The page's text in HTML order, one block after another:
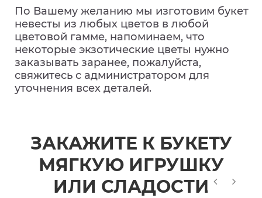
По Вашему желанию мы изготовим букет
невесты из любых цветов в любой
цветовой гамме, напоминаем, что
некоторые экзотические цветы нужно
заказывать заранее, пожалуйста,
свяжитесь с администратором для
уточнения всех деталей.
ЗАКАЖИТЕ К БУКЕТУ
МЯГКУЮ ИГРУШКУ
ИЛИ СЛАДОСТИ